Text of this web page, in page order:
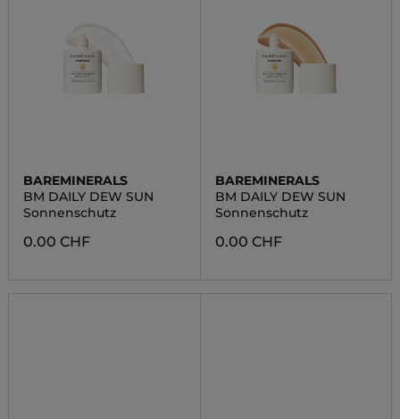
BAREMINERALS
BM DAILY DEW SUN
Sonnenschutz
0.00 CHF
BAREMINERALS
BM DAILY DEW SUN
Sonnenschutz
0.00 CHF